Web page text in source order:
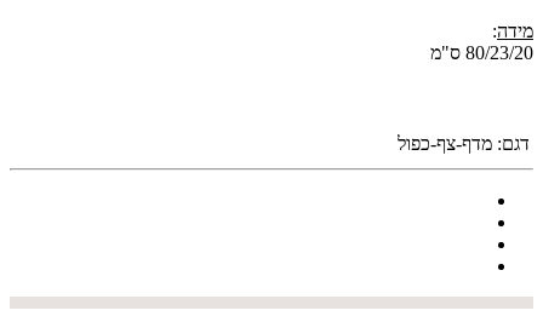
מידה:
80/23/20 ס"מ
דגם: מדף-צף-כפול